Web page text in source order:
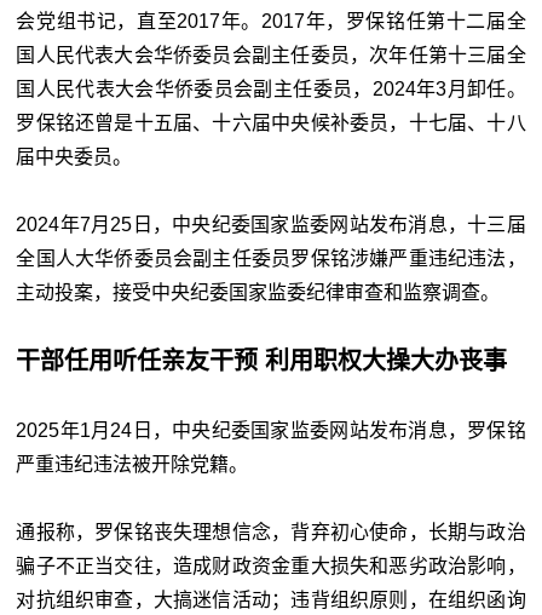
会党组书记，直至2017年。2017年，罗保铭任第十二届全
国人民代表大会华侨委员会副主任委员，次年任第十三届全
国人民代表大会华侨委员会副主任委员，2024年3月卸任。
罗保铭还曾是十五届、十六届中央候补委员，十七届、十八
届中央委员。
2024年7月25日，中央纪委国家监委网站发布消息，十三届
全国人大华侨委员会副主任委员罗保铭涉嫌严重违纪违法，
主动投案，接受中央纪委国家监委纪律审查和监察调查。
干部任用听任亲友干预 利用职权大操大办丧事
2025年1月24日，中央纪委国家监委网站发布消息，罗保铭
严重违纪违法被开除党籍。
通报称，罗保铭丧失理想信念，背弃初心使命，长期与政治
骗子不正当交往，造成财政资金重大损失和恶劣政治影响，
对抗组织审查，大搞迷信活动；违背组织原则，在组织函询